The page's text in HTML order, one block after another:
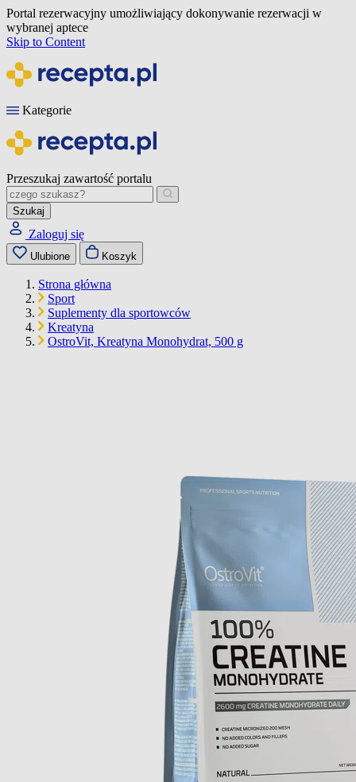
Portal rezerwacyjny umożliwiający dokonywanie rezerwacji w
wybranej aptece
Skip to Content
Kategorie
Przeszukaj zawartość portalu
Szukaj
Zaloguj się
Ulubione Koszyk
Strona główna
Sport
Suplementy dla sportowców
Kreatyna
OstroVit, Kreatyna Monohydrat, 500 g